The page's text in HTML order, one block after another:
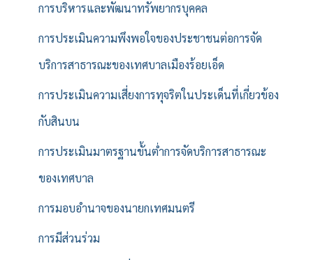
การบริหารและพัฒนาทรัพยากรบุคคล
การประเมินความพึงพอใจของประชาชนต่อการจัด
บริการสาธารณะของเทศบาลเมืองร้อยเอ็ด
การประเมินความเสี่ยงการทุจริตในประเด็นที่เกี่ยวข้อง
กับสินบน
การประเมินมาตรฐานขั้นต่ำการจัดบริการสาธารณะ
ของเทศบาล
การมอบอำนาจของนายกเทศมนตรี
การมีส่วนร่วม